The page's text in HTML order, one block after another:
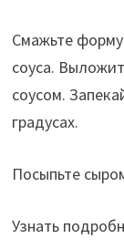
Смажьте
соуса.
соусом.
градусах.
Посыпьте
Узнать